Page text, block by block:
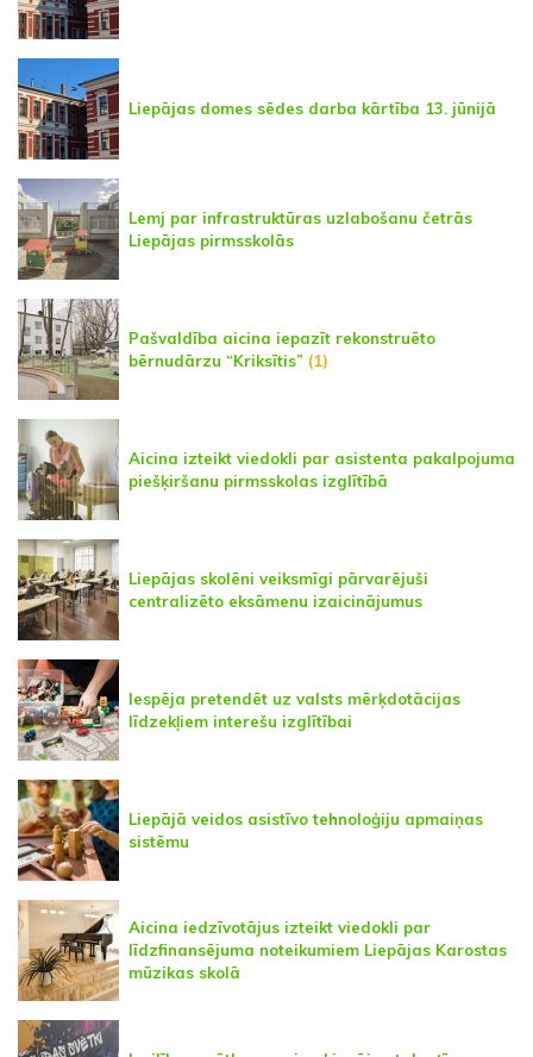
Liepājas domes sēdes darba kārtība 13. jūnijā
Lemj par infrastruktūras uzlabošanu četrās
Liepājas pirmsskolās
Pašvaldība aicina iepazīt rekonstruēto
bērnudārzu “Kriksītis” (1)
Aicina izteikt viedokli par asistenta pakalpojuma
piešķiršanu pirmsskolas izglītībā
Liepājas skolēni veiksmīgi pārvarējuši
centralizēto eksāmenu izaicinājumus
Iespēja pretendēt uz valsts mērķdotācijas
līdzekļiem interešu izglītībai
Liepājā veidos asistīvo tehnoloģiju apmaiņas
sistēmu
Aicina iedzīvotājus izteikt viedokli par
līdzfinansējuma noteikumiem Liepājas Karostas
mūzikas skolā